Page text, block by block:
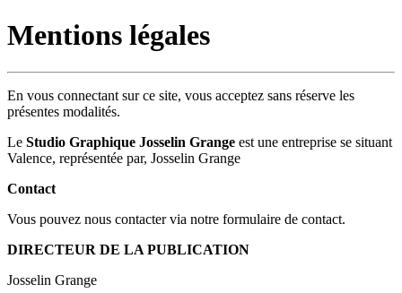
Mentions légales
En vous connectant sur ce site, vous acceptez sans réserve les
présentes modalités.
Le Studio Graphique Josselin Grange est une entreprise se situant
Valence, représentée par, Josselin Grange
Contact
Vous pouvez nous contacter via notre formulaire de contact.
DIRECTEUR DE LA PUBLICATION
Josselin Grange